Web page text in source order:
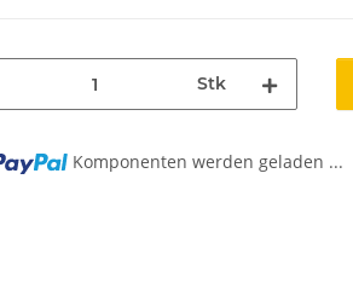
Stk
Komponenten werden geladen ...